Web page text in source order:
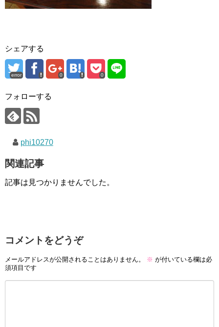
シェアする
error 0 0
フォローする
phi10270
関連記事
記事は見つかりませんでした。
コメントをどうぞ
メールアドレスが公開されることはありません。 ※ が付いている欄は必
須項目です